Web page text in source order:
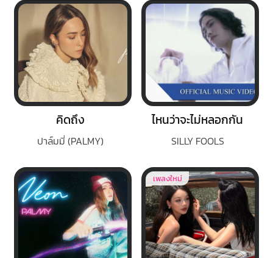
คิดถึง
ปาล์มมี่ (PALMY)
ไหนว่าจะไม่หลอกกัน
SILLY FOOLS
เพลงใหม่